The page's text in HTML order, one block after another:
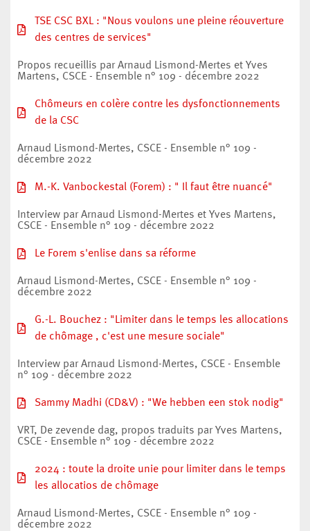
TSE CSC BXL : "Nous voulons une pleine réouverture
des centres de services"
Propos recueillis par Arnaud Lismond-Mertes et Yves
Martens, CSCE - Ensemble n° 109 - décembre 2022
Chômeurs en colère contre les dysfonctionnements
de la CSC
Arnaud Lismond-Mertes, CSCE - Ensemble n° 109 -
décembre 2022
M.-K. Vanbockestal (Forem) : " Il faut être nuancé"
Interview par Arnaud Lismond-Mertes et Yves Martens,
CSCE - Ensemble n° 109 - décembre 2022
Le Forem s'enlise dans sa réforme
Arnaud Lismond-Mertes, CSCE - Ensemble n° 109 -
décembre 2022
G.-L. Bouchez : "Limiter dans le temps les allocations
de chômage , c'est une mesure sociale"
Interview par Arnaud Lismond-Mertes, CSCE - Ensemble
n° 109 - décembre 2022
Sammy Madhi (CD&V) : "We hebben een stok nodig"
VRT, De zevende dag, propos traduits par Yves Martens,
CSCE - Ensemble n° 109 - décembre 2022
2024 : toute la droite unie pour limiter dans le temps
les allocatios de chômage
Arnaud Lismond-Mertes, CSCE - Ensemble n° 109 -
décembre 2022